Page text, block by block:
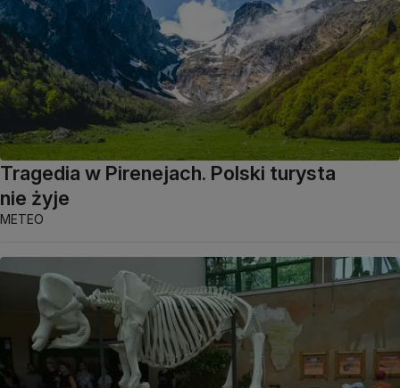
Tragedia w Pirenejach. Polski turysta
nie żyje
METEO